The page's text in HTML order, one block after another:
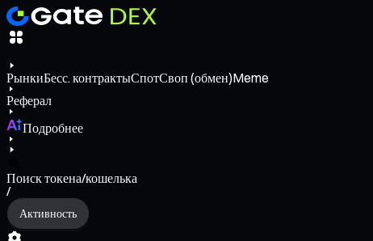
РынкиБесс. контрактыСпотСвоп (обмен)Meme
Реферал
Подробнее
Поиск токена/кошелька
/
Активность